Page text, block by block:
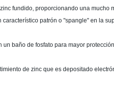
fundido, proporcionando una
patrón o "spangle" en la
baño de fosfato para mayor
de zinc que es depositado